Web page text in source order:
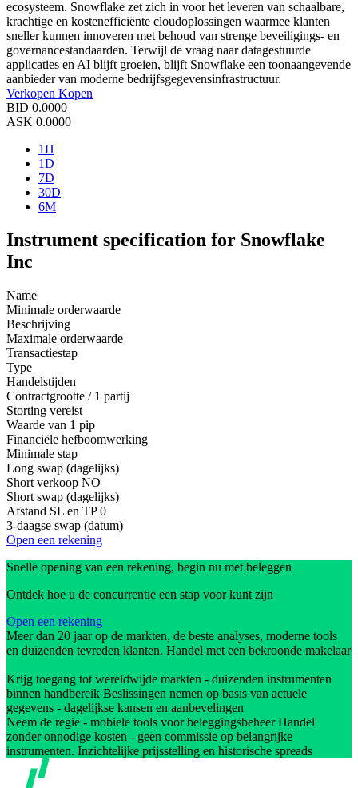
ecosysteem. Snowflake zet zich in voor het leveren van schaalbare,
krachtige en kostenefficiënte cloudoplossingen waarmee klanten
sneller kunnen innoveren met behoud van strenge beveiligings- en
governancestandaarden. Terwijl de vraag naar datagestuurde
applicaties en AI blijft groeien, blijft Snowflake een toonaangevende
aanbieder van moderne bedrijfsgegevensinfrastructuur.
Verkopen Kopen
BID 0.0000
ASK 0.0000
1H
1D
7D
30D
6M
Instrument specification for Snowflake
Inc
Name
Minimale orderwaarde
Beschrijving
Maximale orderwaarde
Transactiestap
Type
Handelstijden
Contractgrootte / 1 partij
Storting vereist
Waarde van 1 pip
Financiële hefboomwerking
Minimale stap
Long swap (dagelijks)
Short verkoop NO
Short swap (dagelijks)
Afstand SL en TP 0
3-daagse swap (datum)
Open een rekening
Snelle opening van een rekening, begin nu met beleggen
Ontdek hoe u de concurrentie een stap voor kunt zijn
Open een rekening
Meer dan 20 jaar op de markten, de beste analyses, moderne tools
en duizenden tevreden klanten. Handel met een bekroonde makelaar
Krijg toegang tot wereldwijde markten - duizenden instrumenten
binnen handbereik Beslissingen nemen op basis van actuele
gegevens - dagelijkse kansen en aanbevelingen
Neem de regie - mobiele tools voor beleggingsbeheer Handel
zonder onnodige kosten - geen commissie op belangrijke
instrumenten. Inzichtelijke prijsstelling en historische spreads